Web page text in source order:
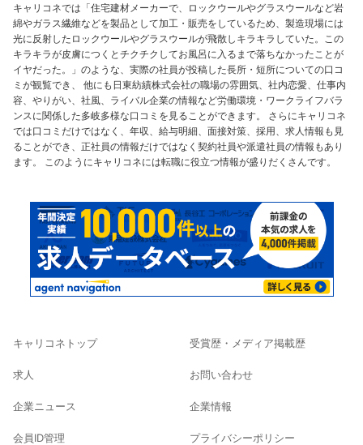
キャリコネでは「住宅建材メーカーで、ロックウールやグラスウールなど岩
綿やガラス繊維などを製品として加工・販売をしているため、製造現場には
光に反射したロックウールやグラスウールが飛散しキラキラしていた。この
キラキラが皮膚につくとチクチクしてお風呂に入るまで落ちなかったことが
イヤだった。」のような、実際の社員が投稿した長所・短所についての口コ
ミが観覧でき、 他にも日東紡績株式会社の職場の雰囲気、社内恋愛、仕事内
容、やりがい、社風、ライバル企業の情報など労働環境・ワークライフバラ
ンスに関係した多岐多様な口コミを見ることができます。 さらにキャリコネ
では口コミだけではなく、年収、給与明細、面接対策、採用、求人情報も見
ることができ、正社員の情報だけではなく契約社員や派遣社員の情報もあり
ます。 このようにキャリコネには転職に役立つ情報が盛りだくさんです。
キャリコネトップ
求人
企業ニュース
会員ID管理
受賞歴・メディア掲載歴
お問い合わせ
企業情報
プライバシーポリシー